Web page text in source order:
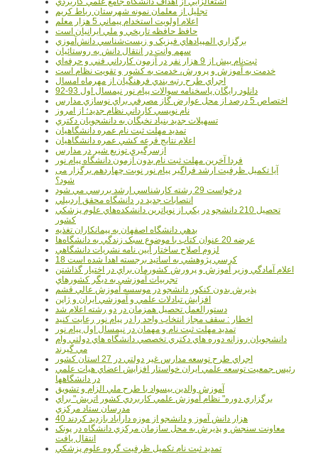
تجليل از معلمان نمونه شهرستان رباط کريم
اعلام اولويت استخدام پيماني 5 هزار معلم
حافظ حافظه تاريخي و ملي ايرانيان است
برگزاري المپيادهاي فيزيک و زيست‌شناسي دانش‌آموزي
سهم وانت در انتقال دانش به روستائيان
ثبت‌نام بيش از 9 هزار نفر در آزمون کارداني فني و حرفه‌اي
خدمت به آموزش و پرورش، خدمت به کشور و تقويت نظام است
اجراي طرح رتبه بندي فرهنگيان از مهرماه امسال
دانلود رایگان پاسخنامه سوالات پیام نور نیمسال اول 93-92
اختصاص 5 درصد از محل عوارض گاز مصرفي براي نوسازي مدارس
نام نويسي کارداني نظام جديد؛ از امروز
تسهيلات جديد بنياد نخبگان به دانشجويان دکتري
تمديد مهلت ثبت نام عمره دانشگاهيان
اعلام نتايج قرعه کشي عمره دانشگاهيان
ازسرگيري توزيع شير در مدارس
فردا آخرین مهلت ثبت نام بدون آزمون دانشگاه پیام نور
آیا تکمیل ظرفیت ارشد فراگیر پیام نور نوبت چهاردهم برگزار می
شود؟
درخواست 29 رشته کارشناسي ارشد بررسي مي شود
انتصابات جديد در دانشگاه محقق اردبيلي
تحصيل 210 دانشجو در يکي از نوپاترين دانشکده‌هاي علوم پزشکي
کشور
بدهي دانشگاه اصفهان به پيمانکاران تغذيه
عرضه 20 عنوان کتاب با موضوع سبک زندگي به دانشگاه‌ها
لزوم اصلاح ساختار آيين نامه نشريات دانشگاهي
18 کرسي پژوهشي به اساتيد برجسته اهدا شده است
اعلام آمادگي وزير آموزش و پرورش کشورمان براي در اختيار گذاشتن
تجربيات آموزشي به ديگر کشورهاي
پذيرش بدون کنکور دانشجو در موسسه آموزش عالي قشم
افزايش تبادلات علمي و آموزشي ايران و ژاپن
دستورالعمل تحصیل همزمان در دو رشته اعلام شد
اخطار : سقف مجاز انتخاب واحد را در پیام نور رعایت کنید
تمدید مهلت ثبت نام و مهمان در نیمسال اول پیام نور
دانشجويان روزانه دوره هاي دكتري تخصصي دانشگاه هاي دولتي وام
مي گيرند
اجراي طرح توسعه مدارس غير دولتي در 27 استان کشور
رئيس جمعيت توسعه علمي ايران خواستار افزايش اعضاي هيات علمي
در دانشگاهها
آموزش والدين بيسواد با طرح ملي الزام و تشويق
برگزاري دوره" نظام آموزش علمي كاربردي كشور اتريش" براي
مدرسان ستاد مرکزي
40 هزار دانش آموز و دانشجو از موزه دارآباد بازديد کردند
معاونت سنجش و پذيرش به محل سازمان مرکزي دانشگاه در پونک
انتقال يافت
تمديد ثبت نام تکميل ظرفيت گروه علوم پزشکي